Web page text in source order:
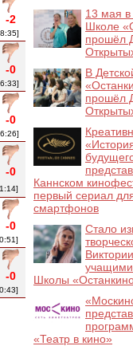
-2
-0
-0
-0
-0
-0
13 мая
Школе
прошёл
В
прошёл
Каннском
первый сериал
смартфонов
Стало
Школы
«Театр в кино»